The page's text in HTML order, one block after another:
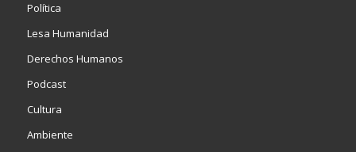
Política
Lesa Humanidad
Derechos Humanos
Podcast
Cultura
Ambiente